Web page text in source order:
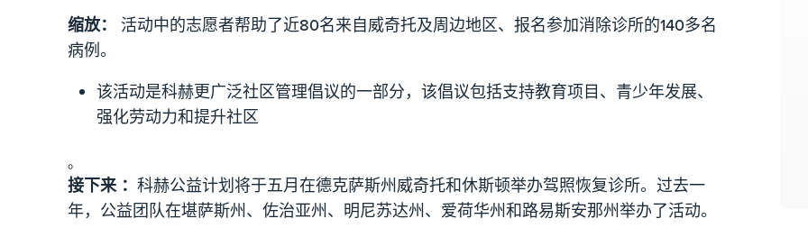
缩放： 活动中的志愿者帮助了近80名来自威奇托及周边地区、报名参加消除诊所的140多名
病例。
该活动是科赫更广泛社区管理倡议的一部分，该倡议包括支持教育项目、青少年发展、
强化劳动力和提升社区
。
接下来 ：科赫公益计划将于五月在德克萨斯州威奇托和休斯顿举办驾照恢复诊所。过去一
年，公益团队在堪萨斯州、佐治亚州、明尼苏达州、爱荷华州和路易斯安那州举办了活动。